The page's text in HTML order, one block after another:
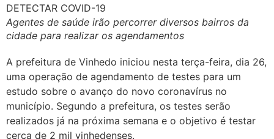
Agentes de saúde irão percorrer diversos bairros da
cidade para realizar os agendamentos
A prefeitura de Vinhedo iniciou nesta terça-feira, dia 26,
uma operação de agendamento de testes para um
estudo sobre o avanço do novo coronavírus no
município. Segundo a prefeitura, os testes serão
realizados já na próxima semana e o objetivo é testar
cerca de 2 mil vinhedenses.